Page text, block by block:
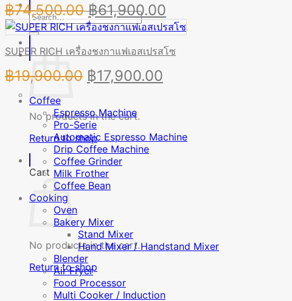
Search
for:
No products in the cart.
Return to shop
Cart
No products in the cart.
Return to shop
฿74,500.00 Original
price
was:
฿61,900.00
price
is:
SUPER RICH เครื่องชงกาแฟเอสเปรสโซ
฿19,900.00 Original
was:
฿19,900.00.
฿17,900.00
Coffee
Espresso Machine
Pro-Serie
Automatic Espresso Machine
Drip Coffee Machine
Coffee Grinder
Milk Frother
Coffee Bean
Cooking
Oven
Bakery Mixer
Stand Mixer
Hand Mixer / Handstand Mixer
Blender
Air Fryer
Food Processor
Multi Cooker / Induction